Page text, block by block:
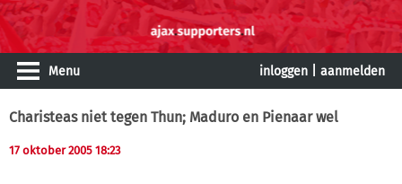
Menu inloggen aanmelden
Charisteas niet tegen Thun; Maduro en Pienaar wel
17 oktober 2005 18:23